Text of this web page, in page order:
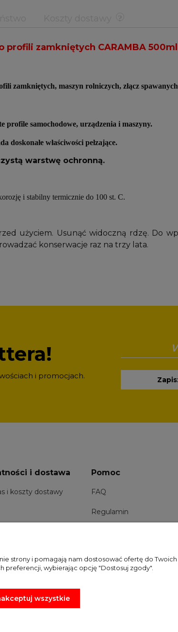
profili zamkniętych CARAMBA 500ml
zamkniętych, maszyn rolniczych, złącz
profile samochodowe, urządzenia i maszyny.
doskonałe właściwości pełzające.
warstwę ochronną.
i stabilny termicznie do 100 st. C.
użyciem. Usunąć widoczną rdzę. Do
konserwacje raz na trzy lata.
i promocjach.
i dostawa
i koszty dostawy
Pomoc
FAQ
Regulamin
strony i pomagają nam dostosować ofertę do
preferencji, wybierając opcję "Dostosuj zgody".
wszystkie